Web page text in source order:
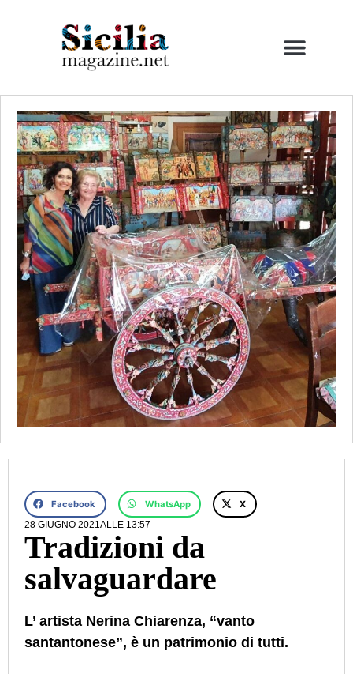
Facebook WhatsApp
X
28 GIUGNO 2021 ALLE 13:57
Tradizioni da
salvaguardare
L’ artista Nerina Chiarenza, “vanto
santantonese”, è un patrimonio di tutti.